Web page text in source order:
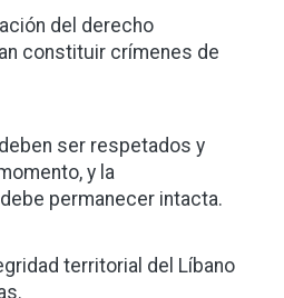
del derecho
constituir crímenes de
ser respetados y
y la
permanecer intacta.
territorial del Líbano